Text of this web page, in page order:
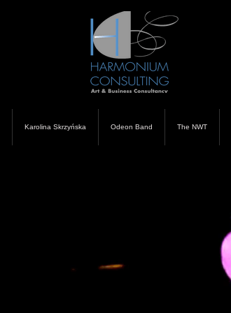
Karolina Skrzyńska Odeon Band The NWT